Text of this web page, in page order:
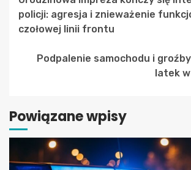
Reading
policji: agresja i znieważenie
czołowej linii frontu
Podpalenie samochodu i
latek
Powiązane wpisy